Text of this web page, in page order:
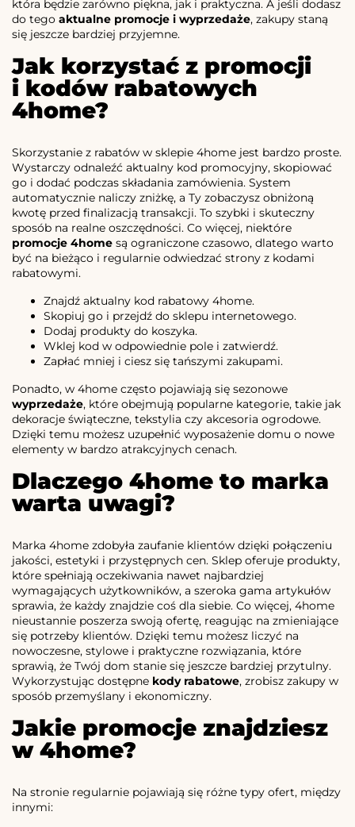
która będzie zarówno piękna, jak i praktyczna. A jeśli dodasz
do tego aktualne promocje i wyprzedaże, zakupy staną
się jeszcze bardziej przyjemne.
Jak korzystać z promocji
i kodów rabatowych
4home?
Skorzystanie z rabatów w sklepie 4home jest bardzo proste.
Wystarczy odnaleźć aktualny kod promocyjny, skopiować
go i dodać podczas składania zamówienia. System
automatycznie naliczy zniżkę, a Ty zobaczysz obniżoną
kwotę przed finalizacją transakcji. To szybki i skuteczny
sposób na realne oszczędności. Co więcej, niektóre
promocje 4home są ograniczone czasowo, dlatego warto
być na bieżąco i regularnie odwiedzać strony z kodami
rabatowymi.
Znajdź aktualny kod rabatowy 4home.
Skopiuj go i przejdź do sklepu internetowego.
Dodaj produkty do koszyka.
Wklej kod w odpowiednie pole i zatwierdź.
Zapłać mniej i ciesz się tańszymi zakupami.
Ponadto, w 4home często pojawiają się sezonowe
wyprzedaże, które obejmują popularne kategorie, takie jak
dekoracje świąteczne, tekstylia czy akcesoria ogrodowe.
Dzięki temu możesz uzupełnić wyposażenie domu o nowe
elementy w bardzo atrakcyjnych cenach.
Dlaczego 4home to marka
warta uwagi?
Marka 4home zdobyła zaufanie klientów dzięki połączeniu
jakości, estetyki i przystępnych cen. Sklep oferuje produkty,
które spełniają oczekiwania nawet najbardziej
wymagających użytkowników, a szeroka gama artykułów
sprawia, że każdy znajdzie coś dla siebie. Co więcej, 4home
nieustannie poszerza swoją ofertę, reagując na zmieniające
się potrzeby klientów. Dzięki temu możesz liczyć na
nowoczesne, stylowe i praktyczne rozwiązania, które
sprawią, że Twój dom stanie się jeszcze bardziej przytulny.
Wykorzystując dostępne kody rabatowe, zrobisz zakupy w
sposób przemyślany i ekonomiczny.
Jakie promocje znajdziesz
w 4home?
Na stronie regularnie pojawiają się różne typy ofert, między
innymi: